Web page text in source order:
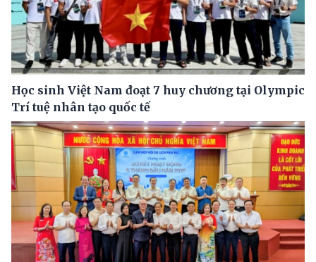
Học sinh Việt Nam đoạt 7 huy chương tại Olympic
Trí tuệ nhân tạo quốc tế